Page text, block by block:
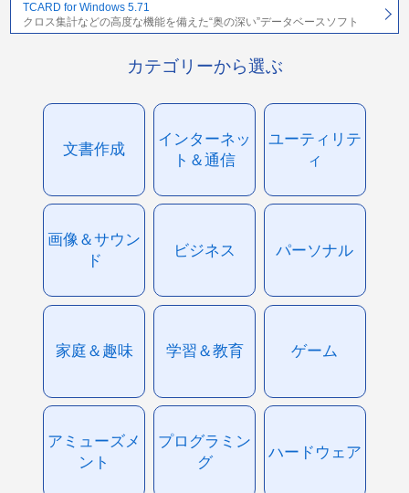
TCARD for Windows 5.71
クロス集計などの高度な機能を備えた“奥の深い”データベースソフト
カテゴリーから選ぶ
文書作成
インターネッ
ト＆通信
ユーティリテ
ィ
画像＆サウン
ド
ビジネス パーソナル
家庭＆趣味 学習＆教育 ゲーム
アミューズメ
ント
プログラミン
グ
ハードウェア